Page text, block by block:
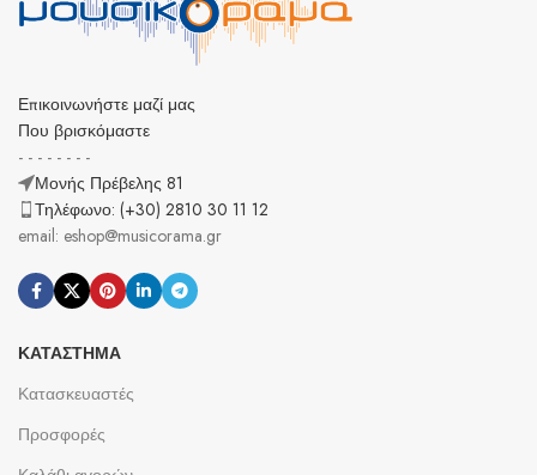
Επικοινωνήστε μαζί μας
Που βρισκόμαστε
- - - - - - - -
Μονής Πρέβελης 81
Τηλέφωνο: (+30) 2810 30 11 12
email: eshop@musicorama.gr
ΚΑΤΆΣΤΗΜΑ
Κατασκευαστές
Προσφορές